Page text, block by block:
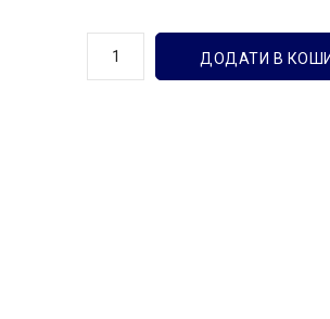
ДОДАТИ В